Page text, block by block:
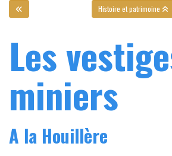
Histoire et patrimoine
Les
miniers
A la Houillère